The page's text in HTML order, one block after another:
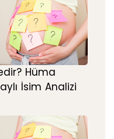
Hüma
İsim Analizi